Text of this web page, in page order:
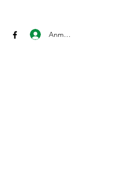
Anmelden